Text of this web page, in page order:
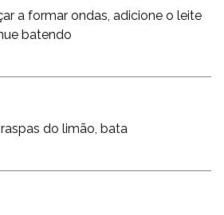
a formar ondas, adicione o leite
batendo
do limão, bata